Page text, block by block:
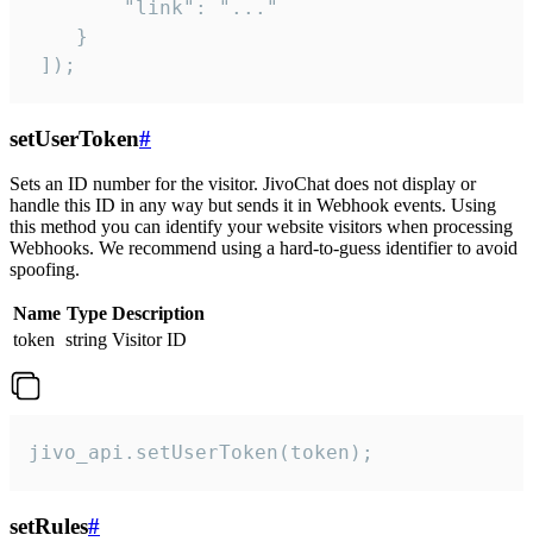
        "link": "..."
    }
]);
setUserToken#
Sets an ID number for the visitor. JivoChat does not display or
handle this ID in any way but sends it in Webhook events. Using
this method you can identify your website visitors when processing
Webhooks. We recommend using a hard-to-guess identifier to avoid
spoofing.
Name Type Description
token string Visitor ID
jivo_api.setUserToken(token);
setRules#